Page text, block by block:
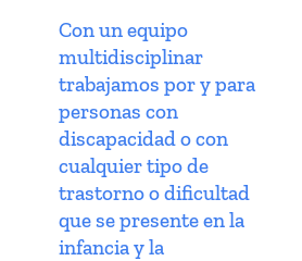
Con un equipo
multidisciplinar
trabajamos por y para
personas con
discapacidad o con
cualquier tipo de
trastorno o dificultad
que se presente en la
infancia y la